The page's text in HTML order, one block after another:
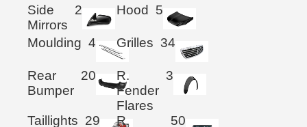
Side
Mirrors
2 Hood 5
Moulding 4 Grilles 34
Rear
Bumper
20
R.
Fender
Flares
3
Taillights 29
R.
50